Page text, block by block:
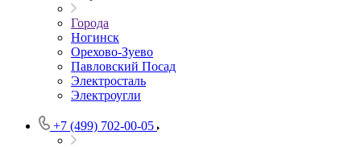
Города
Ногинск
Орехово-Зуево
Павловский Посад
Электросталь
Электроугли
+7 (499) 702-00-05